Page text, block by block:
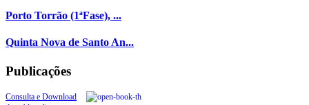
Porto Torrão (1ªFase), ...
Quinta Nova de Santo An...
Publicações
Consulta e Download